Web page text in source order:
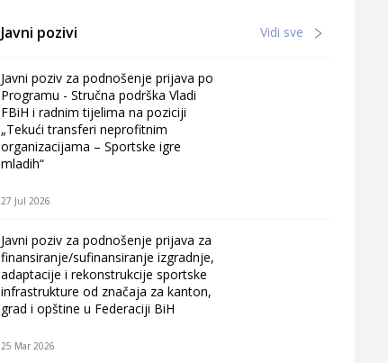
Javni pozivi Vidi sve
Javni poziv za podnošenje prijava po
Programu - Stručna podrška Vladi
FBiH i radnim tijelima na poziciji
„Tekući transferi neprofitnim
organizacijama – Sportske igre
mladih“
27 Jul 2026
Javni poziv za podnošenje prijava za
finansiranje/sufinansiranje izgradnje,
adaptacije i rekonstrukcije sportske
infrastrukture od značaja za kanton,
grad i opštine u Federaciji BiH
25 Mar 2026